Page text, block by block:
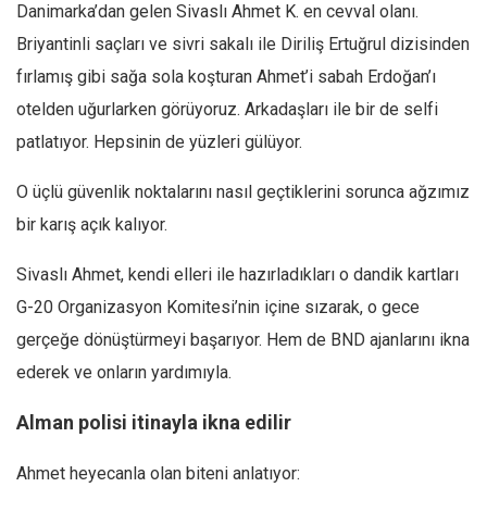
Danimarka’dan gelen Sivaslı Ahmet K. en cevval olanı.
Briyantinli saçları ve sivri sakalı ile Diriliş Ertuğrul dizisinden
fırlamış gibi sağa sola koşturan Ahmet’i sabah Erdoğan’ı
otelden uğurlarken görüyoruz. Arkadaşları ile bir de selfi
patlatıyor. Hepsinin de yüzleri gülüyor.
O üçlü güvenlik noktalarını nasıl geçtiklerini sorunca ağzımız
bir karış açık kalıyor.
Sivaslı Ahmet, kendi elleri ile hazırladıkları o dandik kartları
G-20 Organizasyon Komitesi’nin içine sızarak, o gece
gerçeğe dönüştürmeyi başarıyor. Hem de BND ajanlarını ikna
ederek ve onların yardımıyla.
Alman polisi itinayla ikna edilir
Ahmet heyecanla olan biteni anlatıyor: